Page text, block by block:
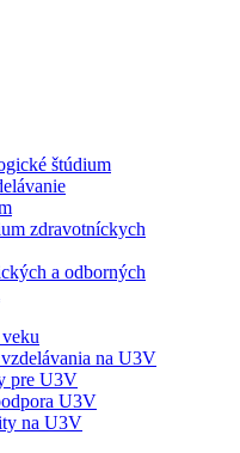
štúdium
zdravotníckych
a odborných
na U3V
pre U3V
U3V
na U3V